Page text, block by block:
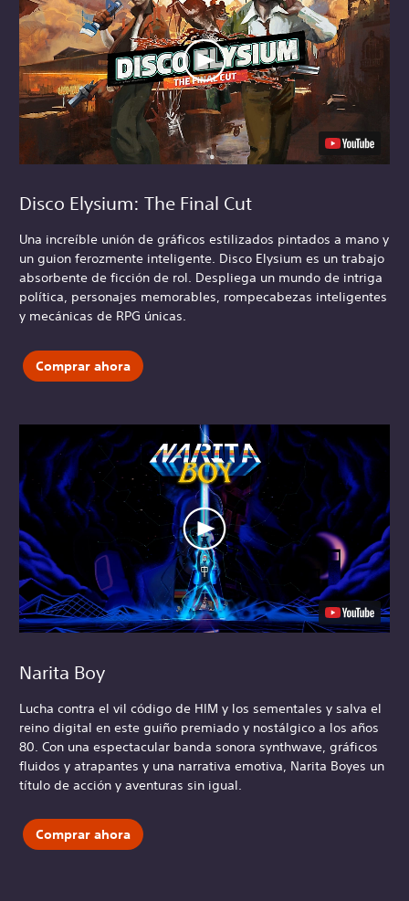
Disco Elysium: The Final Cut
Una increíble unión de gráficos estilizados pintados a mano y
un guion ferozmente inteligente. Disco Elysium es un trabajo
absorbente de ficción de rol. Despliega un mundo de intriga
política, personajes memorables, rompecabezas inteligentes
y mecánicas de RPG únicas.
Comprar ahora
Narita Boy
Lucha contra el vil código de HIM y los sementales y salva el
reino digital en este guiño premiado y nostálgico a los años
80. Con una espectacular banda sonora synthwave, gráficos
fluidos y atrapantes y una narrativa emotiva, Narita Boyes un
título de acción y aventuras sin igual.
Comprar ahora